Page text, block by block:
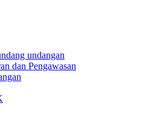
undangan
dan Pengawasan